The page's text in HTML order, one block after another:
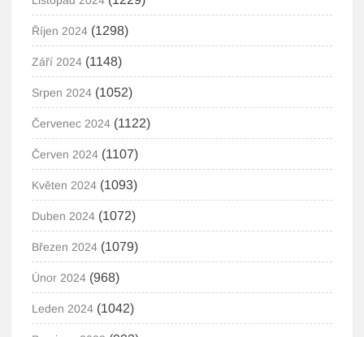
Říjen 2024 (1298)
Září 2024 (1148)
Srpen 2024 (1052)
Červenec 2024 (1122)
Červen 2024 (1107)
Květen 2024 (1093)
Duben 2024 (1072)
Březen 2024 (1079)
Únor 2024 (968)
Leden 2024 (1042)